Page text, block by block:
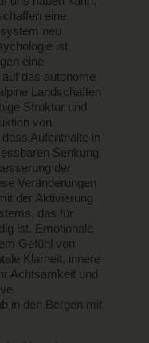
eine
neu
ist
eine
das autonome
Landschaften
Struktur und
von
Aufenthalte in
Senkung
der
Veränderungen
der Aktivierung
das für
ist. Emotionale
Gefühl von
Klarheit, innere
Achtsamkeit und
in den Bergen mit